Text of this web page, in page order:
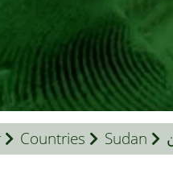
Countries Sudan